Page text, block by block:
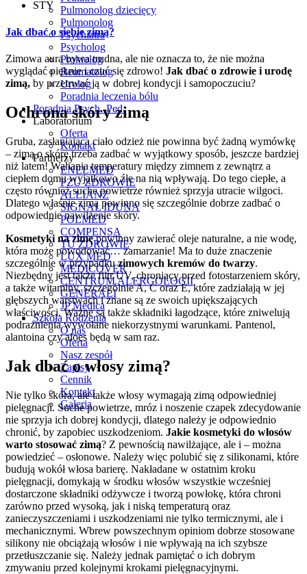
Pulmonolog dziecięcy
Pulmonolog
Psychiatra
Psycholog
Proktolog
Reumatolog
Urolog
Poradnia leczenia bólu
Poradnia Psych.-Ped.
Laboratorium
Oferta
Kontakt
Partnerzy
ENELMED
PZU ZDROWIE
ALLIANZ
SIGNAL IDUNA
POLMED
COMPENSA
TU ZDROWIE
LUX MED
MEDICOVER
CENTRUM ALERGOLOGII
GENERALI
JP Medica
Szkoła Rodzenia
O nas
Oferta
Nasz zespół
Zapisy
Cennik
Kontakt
Galeria
STY
Jak dbać o siebie zimą?
Zimowa aura bywa trudna, ale nie oznacza to, że nie można
wyglądać pięknie i czuć się zdrowo! Jak dbać o zdrowie i urodę
zimą, by przetrwać ją w dobrej kondycji i samopoczuciu?
Ochrona skóry zimą
Gruba, zasłaniająca ciało odzież nie powinna być żadną wymówkę
– zimą o skórę trzeba zadbać w wyjątkowy sposób, jeszcze bardziej
niż latem! Wahania temperatury między zimnem z zewnątrz a
ciepłem domu wyjątkowo źle na nią wpływają. Do tego ciepłe, a
często również suche powietrze również sprzyja utracie wilgoci.
Dlatego właśnie zimą powinno się szczególnie dobrze zadbać o
odpowiednie nawilżenie skóry.
Kosmetyki na zimępowinny zawierać oleje naturalne, a nie wodę,
która może powodować… zamarzanie! Ma to duże znaczenie
szczególnie w przypadkuzimowych kremów do twarzy.
Niezbędny jest także filtr UV, chroniący przed fotostarzeniem skóry,
a także witaminy, szczególnie A, C oraz E, które zadziałają w jej
głębszych warstwach i znane są ze swoich upiększających
właściwości. Ważne są także składniki łagodzące, które zniwelują
podrażnienia wywołane niekorzystnymi warunkami. Pantenol,
alantoina czy aloes będą w sam raz.
Jak dbać o włosy zimą?
Nie tylko skóra, ale także włosy wymagają zimą odpowiedniej
pielęgnacji. Suche powietrze, mróz i noszenie czapek zdecydowanie
nie sprzyja ich dobrej kondycji, dlatego należy je odpowiednio
chronić, by zapobiec uszkodzeniom. Jakie kosmetyki do włosów
warto stosować zimą? Z pewnością nawilżające, ale i – można
powiedzieć – osłonowe. Należy więc polubić się z silikonami, które
budują wokół włosa barierę. Nakładane w ostatnim kroku
pielęgnacji, domykają w środku włosów wszystkie wcześniej
dostarczone składniki odżywcze i tworzą powłokę, która chroni
zarówno przed wysoką, jak i niską temperaturą oraz
zanieczyszczeniami i uszkodzeniami nie tylko termicznymi, ale i
mechanicznymi. Wbrew powszechnym opiniom dobrze stosowane
silikony nie obciążają włosów i nie wpływają na ich szybsze
przetłuszczanie się. Należy jednak pamiętać o ich dobrym
zmywaniu przed kolejnymi krokami pielęgnacyjnymi.